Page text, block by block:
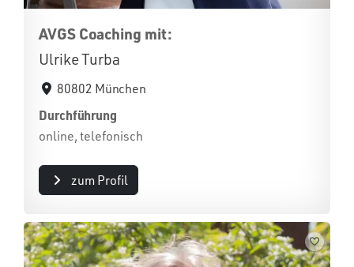
AVGS Coaching mit:
Ulrike Turba
80802 München
Durchführung
online, telefonisch
zum Profil